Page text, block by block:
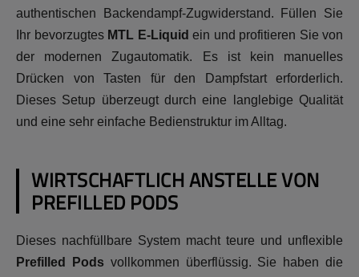
authentischen Backendampf-Zugwiderstand. Füllen Sie
Ihr bevorzugtes MTL E-Liquid ein und profitieren Sie von
der modernen Zugautomatik. Es ist kein manuelles
Drücken von Tasten für den Dampfstart erforderlich.
Dieses Setup überzeugt durch eine langlebige Qualität
und eine sehr einfache Bedienstruktur im Alltag.
WIRTSCHAFTLICH ANSTELLE VON
PREFILLED PODS
Dieses nachfüllbare System macht teure und unflexible
Prefilled Pods vollkommen überflüssig. Sie haben die